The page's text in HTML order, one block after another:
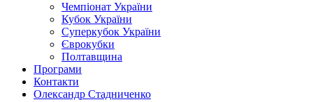
Чемпіонат України
Кубок України
Суперкубок України
Єврокубки
Полтавщина
Програми
Контакти
Олександр Стадниченко